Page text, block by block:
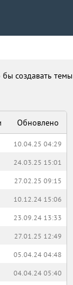
бы создавать темы
Обновлено
10.04.25 04:29
24.03.25 15:01
27.02.25 09:15
10.12.24 15:06
23.09.24 13:33
27.01.25 12:49
05.04.24 04:48
04.04.24 05:40